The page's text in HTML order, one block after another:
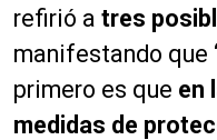
refirió a tres
manifestando que
primero es que en
medidas de